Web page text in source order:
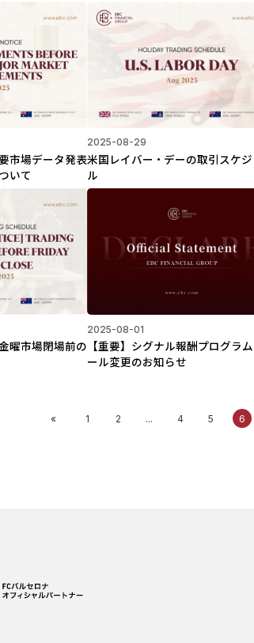
市場データ発表
いて
2025-08-29
米国レイバー・デーの取引スケジ
ル
曜市場閉場前の
2025-08-01
【重要】シグナル報酬プログラ
ール変更のお知らせ
« 1 2 ... 4 5 6